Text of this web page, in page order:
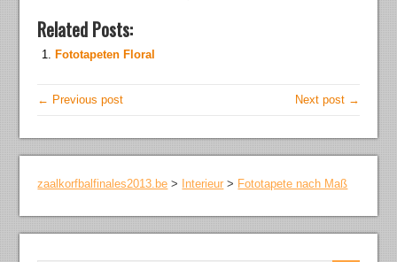
Related Posts:
Fototapeten Floral
← Previous post Next post →
zaalkorfbalfinales2013.be > Interieur > Fototapete nach Maß